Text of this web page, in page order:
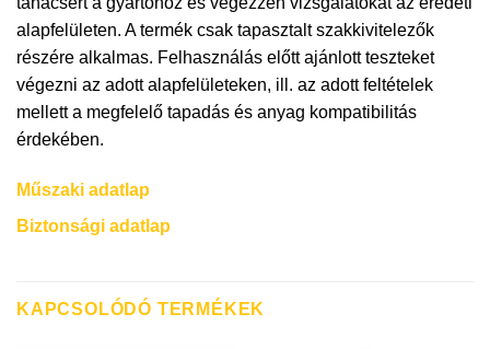
alapfelületen. A termék csak tapasztalt szakkivitelezők
részére alkalmas. Felhasználás előtt ajánlott teszteket
végezni az adott alapfelületeken, ill. az adott feltételek
mellett a megfelelő tapadás és anyag kompatibilitás
érdekében.
Műszaki adatlap
Biztonsági adatlap
KAPCSOLÓDÓ TERMÉKEK